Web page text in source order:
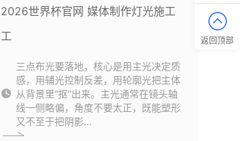
2026世界杯官网 媒体制作灯光施工
工
三点布光要落地，核心是用主光决定质
感，用辅光控制反差，用轮廓光把主体
从背景里“抠”出来。主光通常在镜头轴
线一侧略偏，角度不要太正，既能塑形
又不至于把阴影...
返回顶部